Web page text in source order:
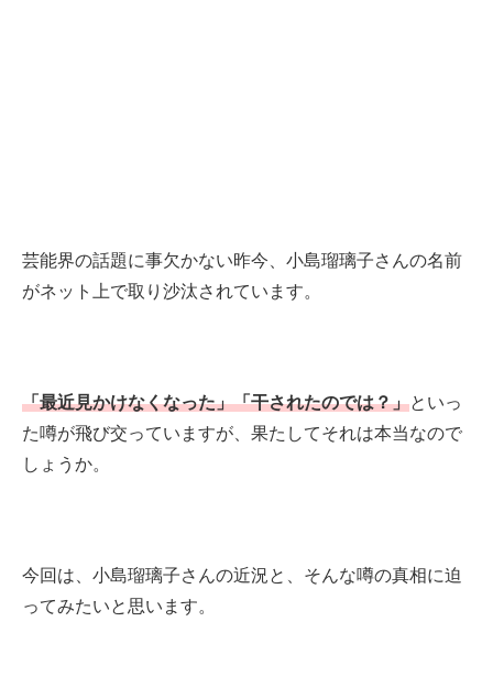
芸能界の話題に事欠かない昨今、小島瑠璃子さんの名前
がネット上で取り沙汰されています。
「最近見かけなくなった」「干されたのでは？」といっ
た噂が飛び交っていますが、果たしてそれは本当なので
しょうか。
今回は、 小島瑠璃子さんの近況と、そんな噂の真相に迫
ってみたいと思います。